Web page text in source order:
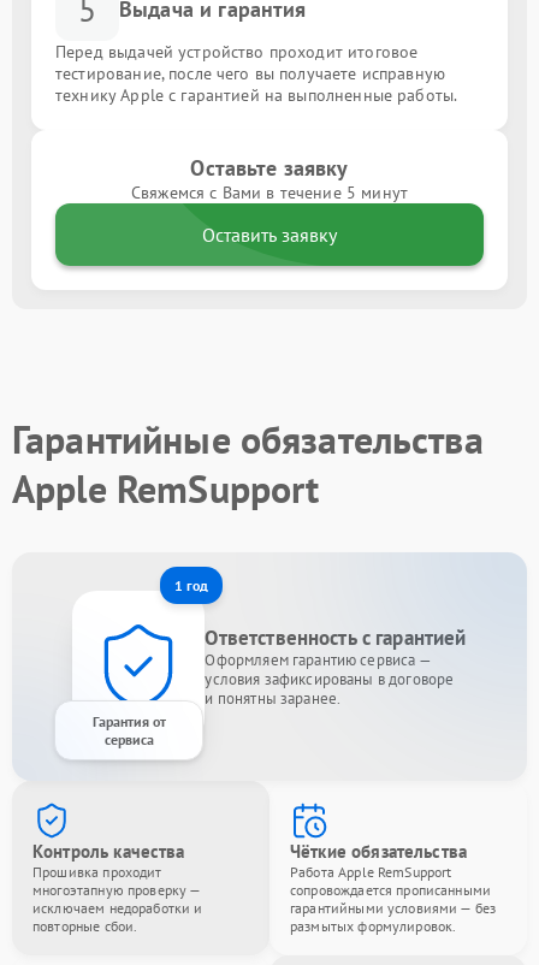
Выдача и гарантия
Перед выдачей устройство проходит итоговое
тестирование, после чего вы получаете исправную
технику Apple с гарантией на выполненные работы.
Оставьте заявку
Свяжемся с Вами в течение 5 минут
Оставить заявку
Гарантийные обязательства
Apple RemSupport
1 год
Гарантия от
сервиса
Ответственность с гарантией
Оформляем гарантию сервиса —
условия зафиксированы в договоре
и понятны заранее.
Контроль качества
Прошивка проходит
многоэтапную проверку —
исключаем недоработки и
повторные сбои.
Чёткие обязательства
Работа Apple RemSupport
сопровождается прописанными
гарантийными условиями — без
размытых формулировок.